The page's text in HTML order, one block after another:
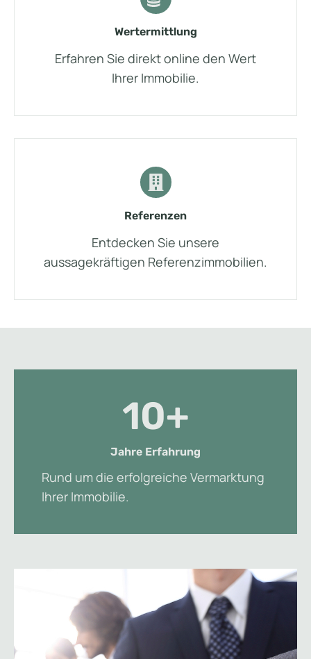
Wertermittlung
Erfahren Sie direkt online den Wert
Ihrer Immobilie.
Referenzen
Entdecken Sie unsere
aussagekräftigen Referenzimmobilien.
10+
Jahre Erfahrung
Rund um die erfolgreiche Vermarktung
Ihrer Immobilie.